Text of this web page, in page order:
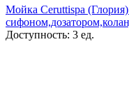
Мойка Ceruttispa
Доступность: 3 ед.